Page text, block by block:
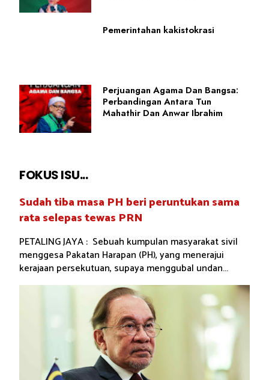
Pemerintahan kakistokrasi
Perjuangan Agama Dan Bangsa:
Perbandingan Antara Tun
Mahathir Dan Anwar Ibrahim
FOKUS ISU...
Sudah tiba masa PH beri peruntukan sama
rata selepas tewas PRN
PETALING JAYA : Sebuah kumpulan masyarakat sivil
menggesa Pakatan Harapan (PH), yang menerajui
kerajaan persekutuan, supaya menggubal undan...